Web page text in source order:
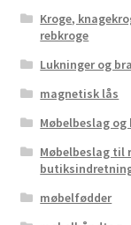
Kroge,
rebkroge
Lukninger og
magnetisk lås
Møbelbeslag
Møbelbeslag til
møbelfødder